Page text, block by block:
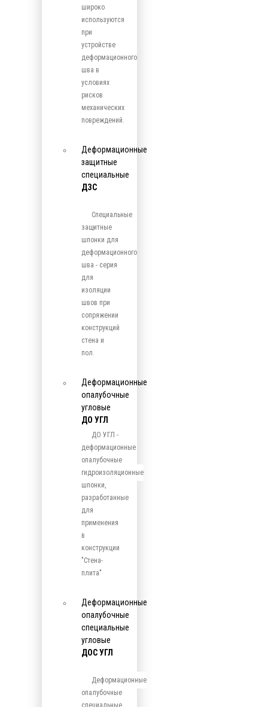
широко
используются
при
устройстве
деформационного
шва в
условиях
рисков
механических
повреждений.
Деформационные
защитные
специальные
ДЗС
Специальные
защитные
шпонки для
деформационного
шва - серия
для
изоляции
швов при
сопряжении
конструкций
стена и
пол.
Деформационные
опалубочные
угловые
ДО УГЛ
ДО УГЛ -
деформационные
опалубочные
гидроизоляционные
шпонки,
разработанные
для
применения
в
конструкции
"Стена-
плита"
Деформационные
опалубочные
специальные
угловые
ДОС УГЛ
Деформационные
опалубочные